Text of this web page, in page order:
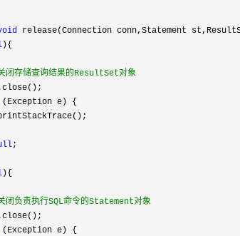
闭存储查询结果的ResultSet对象
闭负责执行SQL命令的Statement对象